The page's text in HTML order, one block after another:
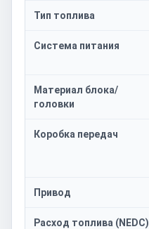
Тип топлива
Система питания
Материал блока/
головки
Коробка передач
Привод
Расход топлива (NEDC)